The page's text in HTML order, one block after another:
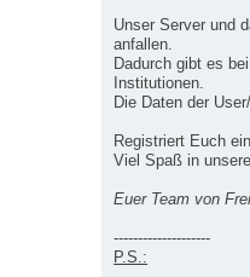
Unser Server und
anfallen.
Dadurch gibt es
Institutionen.
Die Daten der
Registriert Euch
Viel Spaß in
Euer Team von
--------------------
P.S.: